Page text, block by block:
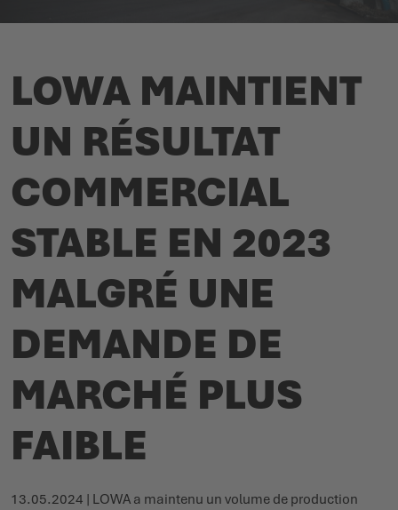
LOWA MAINTIENT
UN RÉSULTAT
COMMERCIAL
STABLE EN 2023
MALGRÉ UNE
DEMANDE DE
MARCHÉ PLUS
FAIBLE
13.05.2024 | LOWA a maintenu un volume de production